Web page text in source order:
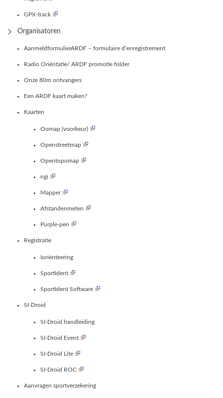
GPX-track
Organisatoren
AanmeldformulierARDF – formulaire d’enregistrement
Radio Oriëntatie/ ARDF promotie folder
Onze 80m ontvangers
Een ARDF kaart maken?
Kaarten
Oomap (voorkeur)
Openstreetmap
Opentopomap
ngi
Mapper
Afstandenmeten
Purple-pen
Registratie
Ioriënteering
SportIdent
SportIdent Software
SI-Droid
SI-Droid handleiding
SI-Droid Event
SI-Droid Lite
SI-Droid ROC
Aanvragen sportverzekering